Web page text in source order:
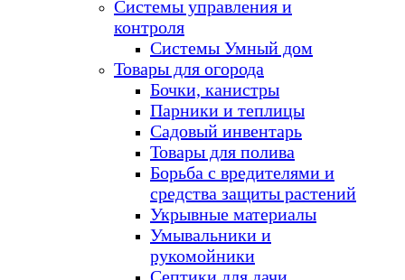
Системы управления и
контроля
Системы Умный дом
Товары для огорода
Бочки, канистры
Парники и теплицы
Садовый инвентарь
Товары для полива
Борьба с вредителями и
средства защиты растений
Укрывные материалы
Умывальники и
рукомойники